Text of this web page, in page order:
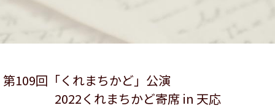
第109回「くれまちかど」公演
2022くれまちかど寄席 in 天応